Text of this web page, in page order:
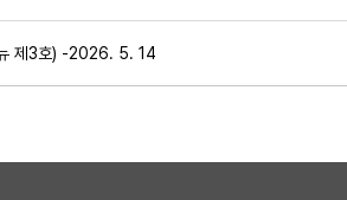
뉴 제3호) -2026. 5. 14